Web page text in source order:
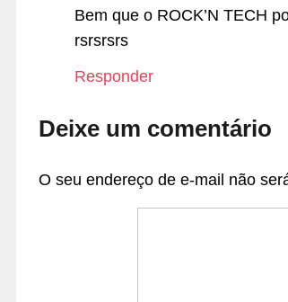
Bem que o ROCK’N TECH
rsrsrsrs
Responder
Deixe um comentário
O seu endereço de e-mail não